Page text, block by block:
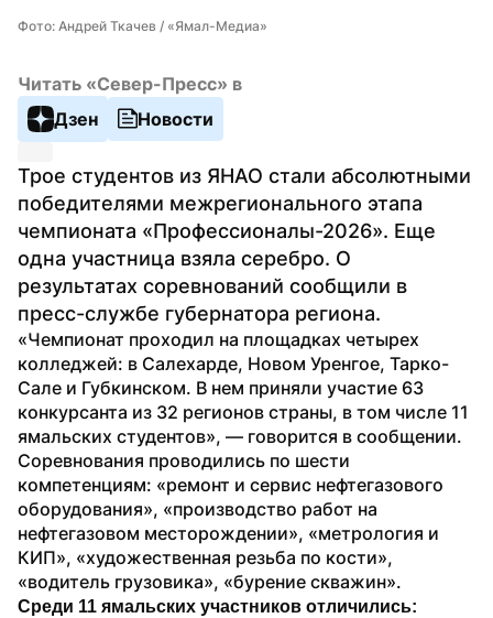
Фото: Андрей Ткачев / «Ямал-Медиа»
Читать «Север-Пресс» в
Дзен
Новости
Трое студентов из ЯНАО стали абсолютными
победителями межрегионального этапа
чемпионата «Профессионалы-2026». Еще
одна участница взяла серебро. О
результатах соревнований сообщили в
пресс-службе губернатора региона.
«Чемпионат проходил на площадках четырех
колледжей: в Салехарде, Новом Уренгое, Тарко-
Сале и Губкинском. В нем приняли участие 63
конкурсанта из 32 регионов страны, в том числе 11
ямальских студентов», — говорится в сообщении.
Соревнования проводились по шести
компетенциям: «ремонт и сервис нефтегазового
оборудования», «производство работ на
нефтегазовом месторождении», «метрология и
КИП», «художественная резьба по кости»,
«водитель грузовика», «бурение скважин».